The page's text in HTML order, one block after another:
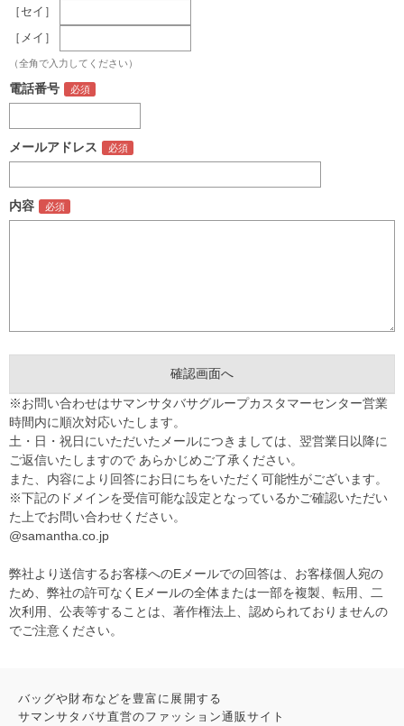
［セイ］
［メイ］
（全角で入力してください）
電話番号
メールアドレス
内容
※お問い合わせはサマンサタバサグループカスタマーセンター営業
時間内に順次対応いたします。
土・日・祝日にいただいたメールにつきましては、翌営業日以降に
ご返信いたしますので あらかじめご了承ください。
また、内容により回答にお日にちをいただく可能性がございます。
※下記のドメインを受信可能な設定となっているかご確認いただい
た上でお問い合わせください。
@samantha.co.jp
弊社より送信するお客様へのEメールでの回答は、お客様個人宛の
ため、弊社の許可なくEメールの全体または一部を複製、転用、二
次利用、公表等することは、著作権法上、認められておりませんの
でご注意ください。
バッグや財布などを豊富に展開する
サマンサタバサ直営のファッション通販サイト